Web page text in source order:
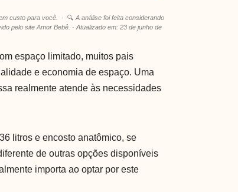
custo para você. · 🔍A análise foi feita considerando
pelo site Amor Bebê. · Atualizado em: 23 de junho de
espaço limitado, muitos pais
e economia de espaço. Uma
realmente atende às necessidades
litros e encosto anatômico, se
de outras opções disponíveis
importa ao optar por este